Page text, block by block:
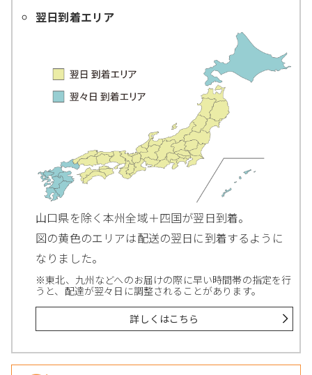
翌日到着エリア
山口県を除く本州全域＋四国が翌日到着。
図の黄色のエリアは配送の翌日に到着するように
なりました。
※東北、九州などへのお届けの際に早い時間帯の指定を行
うと、配達が翌々日に調整されることがあります。
詳しくはこちら